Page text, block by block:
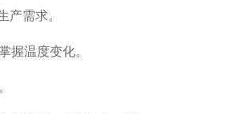
需求。
握温度变化。